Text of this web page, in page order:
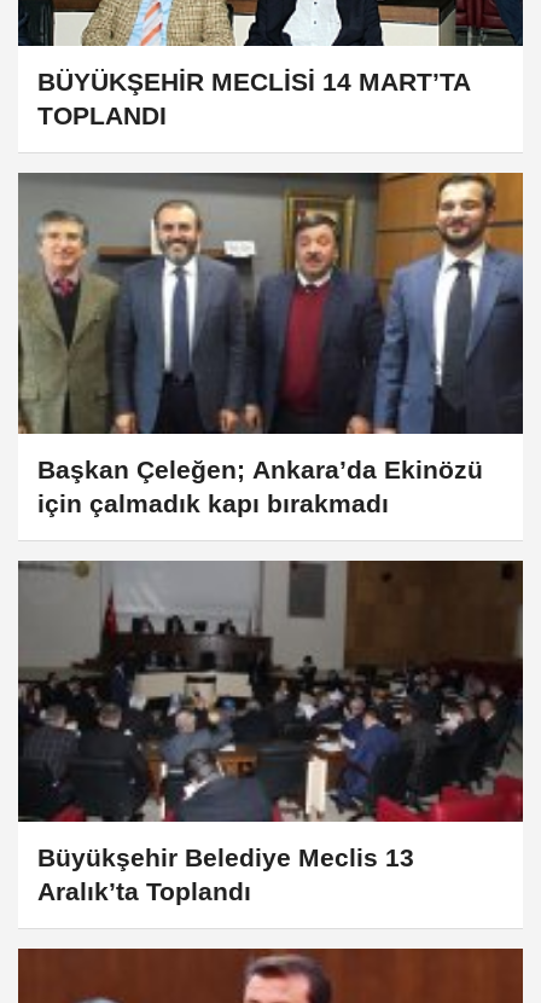
BÜYÜKŞEHİR MECLİSİ 14 MART’TA
TOPLANDI
Başkan Çeleğen; Ankara’da Ekinözü
için çalmadık kapı bırakmadı
Büyükşehir Belediye Meclis 13
Aralık’ta Toplandı